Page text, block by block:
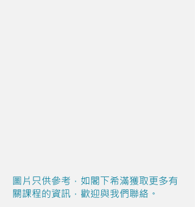
圖片只供參考，如閣下希滿獲取更多有
關課程的資訊，歡迎與我們聯絡。